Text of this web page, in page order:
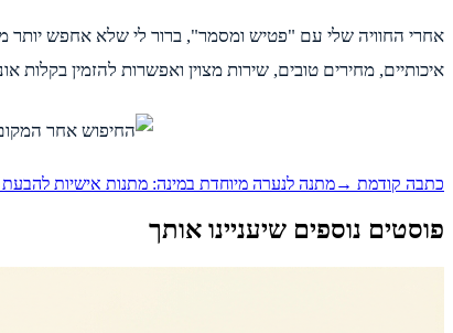
אחרי החוויה שלי עם "פטיש ומסמר", ברור לי שלא אחפש יותר
איכותיים, מחירים טובים, שירות מצוין ואפשרות להזמין בקלות
כתבה קודמת →מתנה לנערה מיוחדת במינה: מתנות אישיות
פוסטים נוספים שיעניינו אותך